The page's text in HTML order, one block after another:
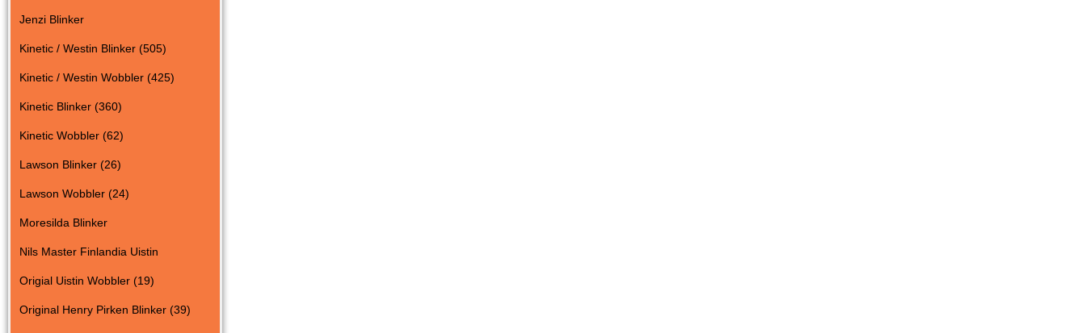
Jenzi Blinker
Kinetic / Westin Blinker (505)
Kinetic / Westin Wobbler (425)
Kinetic Blinker (360)
Kinetic Wobbler (62)
Lawson Blinker (26)
Lawson Wobbler (24)
Moresilda Blinker
Nils Master Finlandia Uistin
Origial Uistin Wobbler (19)
Original Henry Pirken Blinker (39)